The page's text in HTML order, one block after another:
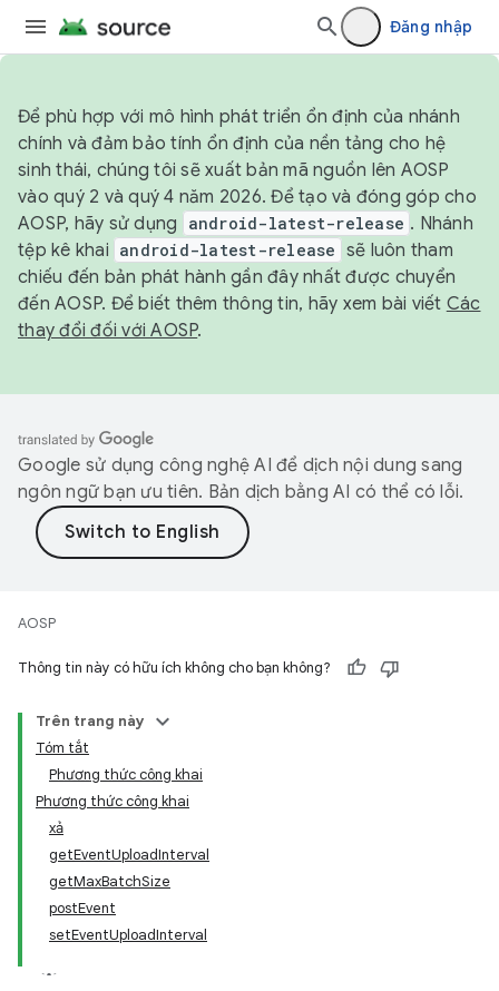
Đăng nhập
Để phù hợp với mô hình phát triển ổn định của nhánh
chính và đảm bảo tính ổn định của nền tảng cho hệ
sinh thái, chúng tôi sẽ xuất bản mã nguồn lên AOSP
vào quý 2 và quý 4 năm 2026. Để tạo và đóng góp cho
AOSP, hãy sử dụng
android-latest-release . Nhánh
tệp kê khai android-latest-release sẽ luôn tham
chiếu đến bản phát hành gần đây nhất được chuyển
đến AOSP. Để biết thêm thông tin, hãy xem bài viết Các
thay đổi đối với AOSP.
Google sử dụng công nghệ AI để dịch nội dung sang
ngôn ngữ bạn ưu tiên. Bản dịch bằng AI có thể có lỗi.
AOSP
Thông tin này có hữu ích không cho bạn không?
Trên trang này
Tóm tắt
Phương thức công khai
Phương thức công khai
xả
getEventUploadInterval
getMaxBatchSize
postEvent
setEventUploadInterval